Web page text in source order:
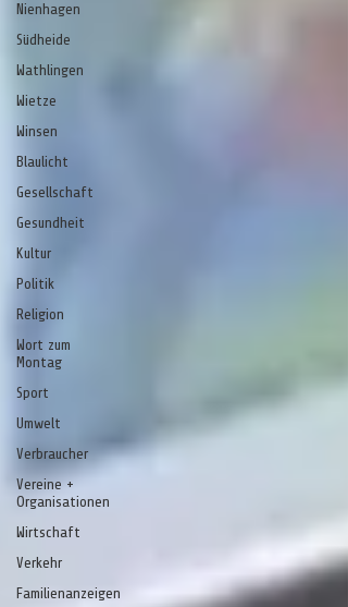
Nienhagen
Südheide
Wathlingen
Wietze
Winsen
Blaulicht
Gesellschaft
Gesundheit
Kultur
Politik
Religion
Wort zum
Montag
Sport
Umwelt
Verbraucher
Vereine +
Organisationen
Wirtschaft
Verkehr
Familienanzeigen